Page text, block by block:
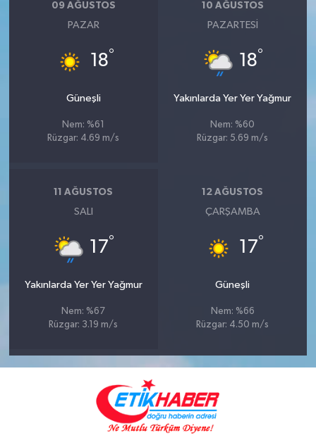
09 AĞUSTOS
PAZAR
18°
Güneşli
Nem: %61
Rüzgar: 4.69 m/s
10 AĞUSTOS
PAZARTESI
18°
Yakınlarda Yer Yer Yağmur
Nem: %60
Rüzgar: 5.69 m/s
11 AĞUSTOS
SALI
17°
Yakınlarda Yer Yer Yağmur
Nem: %67
Rüzgar: 3.19 m/s
12 AĞUSTOS
ÇARŞAMBA
17°
Güneşli
Nem: %66
Rüzgar: 4.50 m/s